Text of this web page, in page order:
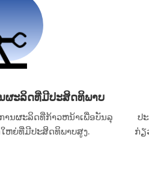
ຜະລິດທີ່ມີປະສິດທິພາບ
ານຜະລິດທີ່ກ້າວຫນ້າເພື່ອບັນລຸ
ຫຍ່ທີ່ມີປະສິດທິພາບສູງ.
ປ
ກ່ຽ